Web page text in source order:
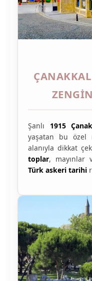
Şanlı 1915
yaşatan bu özel
alanıyla dikkat
toplar, mayınlar
Türk askeri tarihi